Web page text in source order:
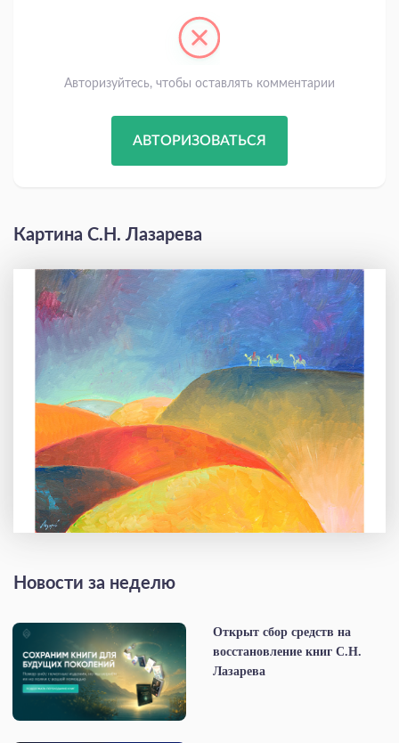
Авторизуйтесь, чтобы оставлять комментарии
АВТОРИЗОВАТЬСЯ
Картина С.Н. Лазарева
Новости за неделю
Открыт сбор средств на
восстановление книг С.Н.
Лазарева